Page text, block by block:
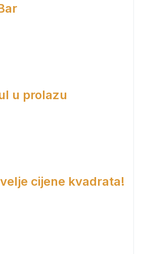
u prolazu
cijene kvadrata!